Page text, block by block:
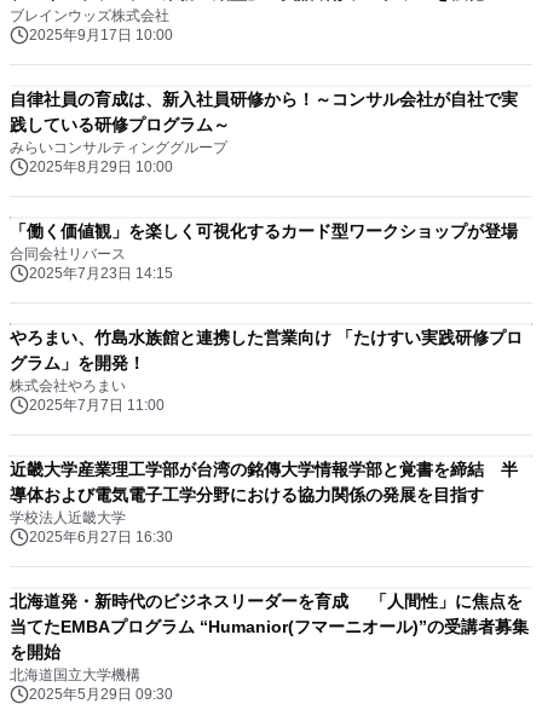
ブレインウッズ株式会社
2025年9月17日 10:00
自律社員の育成は、新入社員研修から！～コンサル会社が自社で実
践している研修プログラム～
みらいコンサルティンググループ
2025年8月29日 10:00
「働く価値観」を楽しく可視化するカード型ワークショップが登場
合同会社リバース
2025年7月23日 14:15
やろまい、竹島水族館と連携した営業向け 「たけすい実践研修プロ
グラム」を開発！
株式会社やろまい
2025年7月7日 11:00
近畿大学産業理工学部が台湾の銘傳大学情報学部と覚書を締結 半
導体および電気電子工学分野における協力関係の発展を目指す
学校法人近畿大学
2025年6月27日 16:30
北海道発・新時代のビジネスリーダーを育成 「人間性」に焦点を
当てたEMBAプログラム “Humanior(フマーニオール)”の受講者募集
を開始
北海道国立大学機構
2025年5月29日 09:30